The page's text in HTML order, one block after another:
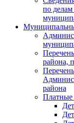
по
района,
района
Платные